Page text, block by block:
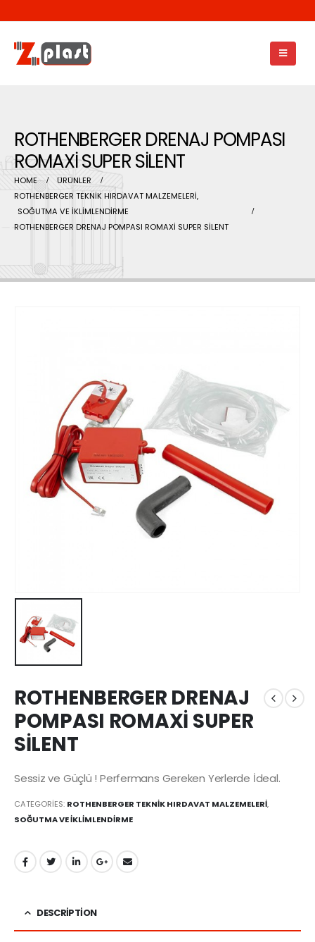
ROTHENBERGER DRENAJ POMPASI
ROMAXİ SUPER SİLENT
HOME
ÜRÜNLER
ROTHENBERGER TEKNİK HIRDAVAT MALZEMELERİ,
SOĞUTMA VE İKLİMLENDİRME
ROTHENBERGER DRENAJ POMPASI ROMAXİ SUPER SİLENT
ROTHENBERGER DRENAJ
POMPASI ROMAXİ SUPER
SİLENT
Sessiz ve Güçlü ! Perfermans Gereken Yerlerde İdeal.
CATEGORIES: ROTHENBERGER TEKNİK HIRDAVAT MALZEMELERİ,
SOĞUTMA VE İKLİMLENDİRME
DESCRIPTION